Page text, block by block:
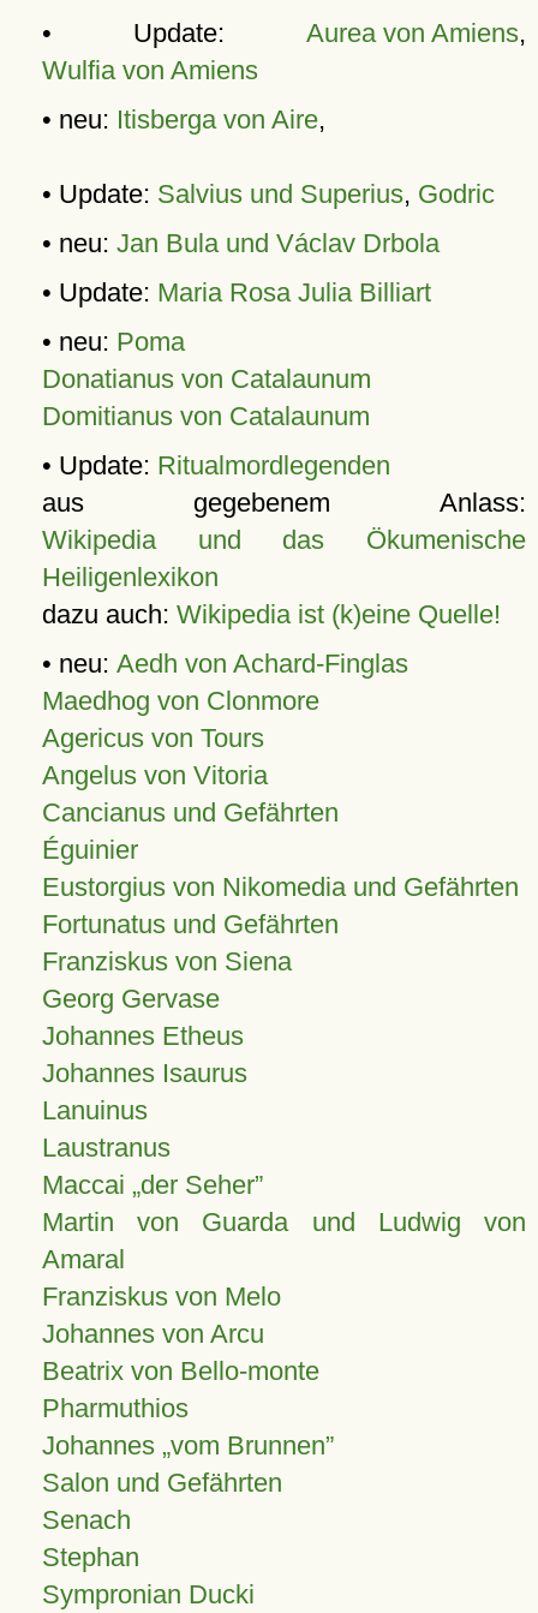
• Update: Aurea von Amiens,
Wulfia von Amiens
• neu: Itisberga von Aire,
• Update: Salvius und Superius, Godric
• neu: Jan Bula und Václav Drbola
• Update: Maria Rosa Julia Billiart
• neu: Poma
Donatianus von Catalaunum
Domitianus von Catalaunum
• Update: Ritualmordlegenden
aus gegebenem Anlass:
Wikipedia und das Ökumenische
Heiligenlexikon
dazu auch: Wikipedia ist (k)eine Quelle!
• neu: Aedh von Achard-Finglas
Maedhog von Clonmore
Agericus von Tours
Angelus von Vitoria
Cancianus und Gefährten
Éguinier
Eustorgius von Nikomedia und Gefährten
Fortunatus und Gefährten
Franziskus von Siena
Georg Gervase
Johannes Etheus
Johannes Isaurus
Lanuinus
Laustranus
Maccai „der Seher”
Martin von Guarda und Ludwig von
Amaral
Franziskus von Melo
Johannes von Arcu
Beatrix von Bello-monte
Pharmuthios
Johannes vom Brunnen
Salon und Gefährten
Senach
Stephan
Sympronian Ducki